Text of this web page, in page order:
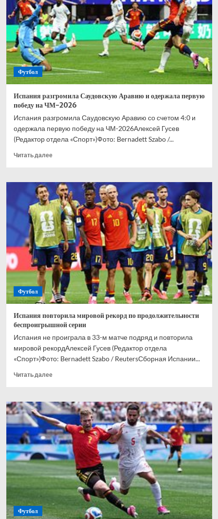
играют
американцы,
прямо
обалдел
Футбол
Испания разгромила Саудовскую Аравию и одержала первую
победу на ЧМ-2026
Испания разгромила Саудовскую Аравию со счетом 4:0 и
одержала первую победу на ЧМ-2026Алексей Гусев
(Редактор отдела «Спорт»)Фото: Bernadett Szabo /...
Читать далееПрочитать
Испания
разгромила
Саудовскую
Аравию
и
одержала
первую
победу
на
ЧМ-2026
Футбол
Испания повторила мировой рекорд по продолжительности
беспроигрышной серии
Испания не проиграла в 33-м матче подряд и повторила
мировой рекордАлексей Гусев (Редактор отдела
«Спорт»)Фото: Bernadett Szabo / ReutersСборная Испании...
Читать далееПрочитать
Испания
повторила
мировой
рекорд
по
продолжительности
беспроигрышной
серии
Футбол